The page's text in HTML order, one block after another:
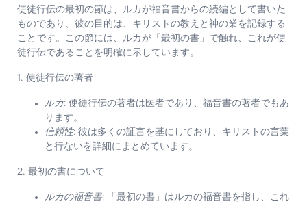
使徒行伝の最初の節は、ルカが福音書からの続編として書いた
ものであり、彼の目的は、キリストの教えと神の業を記録する
ことです。この節には、ルカが「最初の書」で触れ、これが使
徒行伝であることを明確に示しています。
1. 使徒行伝の著者
ルカ: 使徒行伝の著者は医者であり、福音書の著者でもあ
ります。
信頼性: 彼は多くの証言を基にしており、キリストの言葉
と行ないを詳細にまとめています。
2. 最初の書について
ルカの福音書: 「最初の書」はルカの福音書を指し、これ